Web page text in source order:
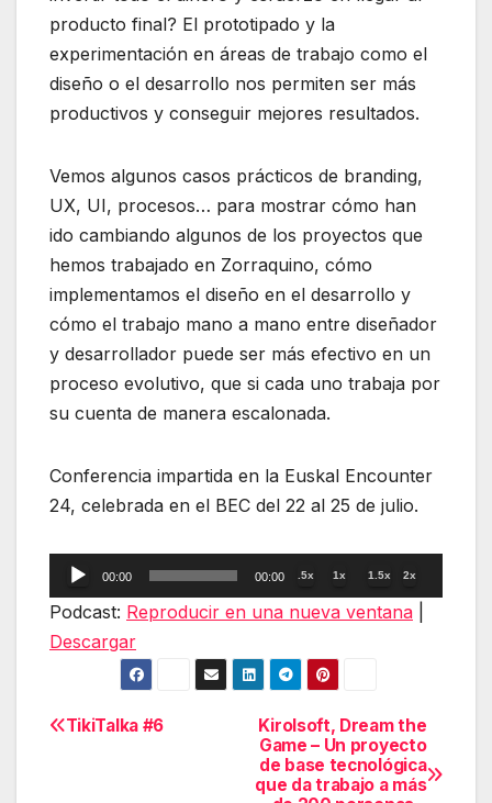
producto final? El prototipado y la
experimentación en áreas de trabajo como el
diseño o el desarrollo nos permiten ser más
productivos y conseguir mejores resultados.
Vemos algunos casos prácticos de branding,
UX, UI, procesos… para mostrar cómo han
ido cambiando algunos de los proyectos que
hemos trabajado en Zorraquino, cómo
implementamos el diseño en el desarrollo y
cómo el trabajo mano a mano entre diseñador
y desarrollador puede ser más efectivo en un
proceso evolutivo, que si cada uno trabaja por
su cuenta de manera escalonada.
Conferencia impartida en la Euskal Encounter
24, celebrada en el BEC del 22 al 25 de julio.
Reproductor
de
audio
00:00 00:00 .5x 1x 1.5x 2x
Podcast: Reproducir en una nueva ventana
Descargar
Navegación
Kirolsoft, Dream the
Game – Un proyecto
de base tecnológica
que da trabajo a más
TikiTalka #6